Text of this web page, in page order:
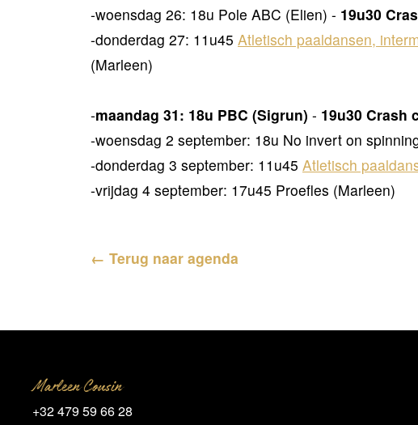
-woensdag 26: 18u Pole ABC (Elien) - 19u30
-donderdag 27: 11u45 Atletisch paaldansen,
(Marleen)
-maandag 31: 18u PBC (Sigrun) - 19u30 Crash
-woensdag 2 september: 18u No invert on
-donderdag 3 september: 11u45 Atletisch
-vrijdag 4 september: 17u45 Proefles (Marleen)
← Terug naar agenda
Marleen Cousin
+32 479 59 66 28